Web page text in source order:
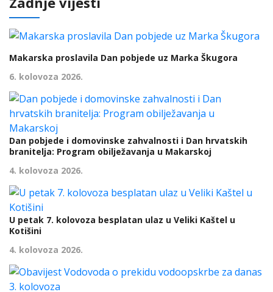
Makarska proslavila Dan pobjede uz Marka Škugora
6. kolovoza 2026.
Dan pobjede i domovinske zahvalnosti i Dan hrvatskih
branitelja: Program obilježavanja u Makarskoj
4. kolovoza 2026.
U petak 7. kolovoza besplatan ulaz u Veliki Kaštel u
Kotišini
4. kolovoza 2026.